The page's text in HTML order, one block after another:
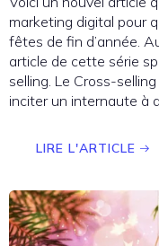
marketing digital pour
fêtes de fin d’année.
article de cette série
selling. Le Cross-
inciter un internaute à
LIRE L'ARTICLE